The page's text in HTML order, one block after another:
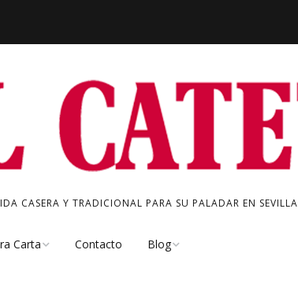
CASERA Y TRADICIONAL PARA SU PALADAR EN SEVILLA
Carta Contacto Blog